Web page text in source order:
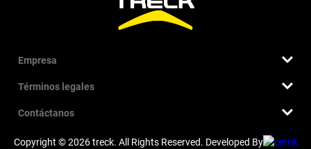
Empresa
Quiénes somos
Nuestra historia
Trabaja con nosotros
Términos legales
Términos y condiciones
Contáctanos
Contacto
Copyright © 2026 treck. All Rights Reserved. Developed By